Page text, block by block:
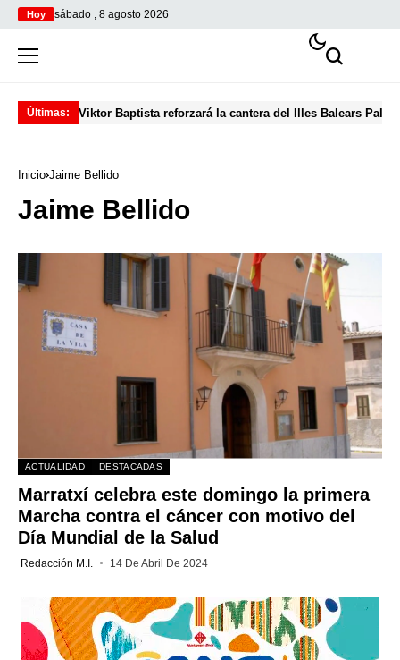
Hoy sábado , 8 agosto 2026
Últimas: Viktor Baptista reforzará la cantera del Illes Balears
Inicio Jaime Bellido
Jaime Bellido
ACTUALIDAD DESTACADAS
Marratxí celebra este domingo la primera
Marcha contra el cáncer con motivo del
Día Mundial de la Salud
Redacción M.I. 14 De Abril De 2024